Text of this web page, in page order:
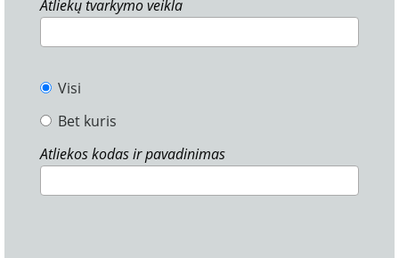
Atliekų tvarkymo veikla
Visi
Bet kuris
Atliekos kodas ir pavadinimas